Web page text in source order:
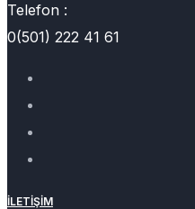
Telefon :
0(501) 222 41 61
İLETIŞIM